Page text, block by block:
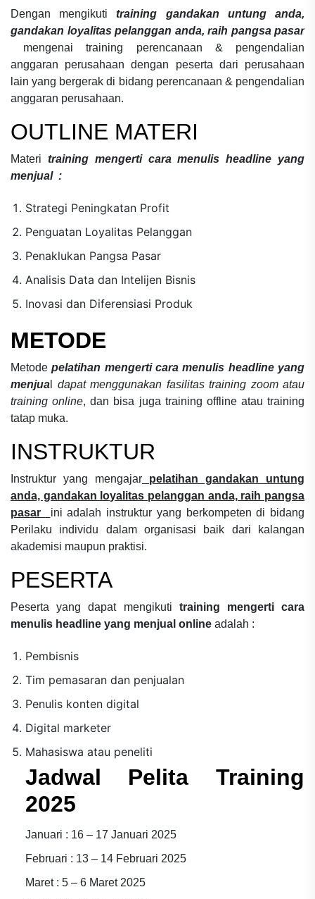
Dengan mengikuti
training gandakan untung anda,
gandakan loyalitas pelanggan anda, raih pangsa pasar
mengenaitraining perencanaan & pengendalian
anggaran perusahaandengan peserta dari perusahaan
lain yang bergerak di bidang perencanaan & pengendalian
anggaran perusahaan.
OUTLINE MATERI
Materi training mengerti cara menulis headline yang
menjual :
Strategi Peningkatan Profit
Penguatan Loyalitas Pelanggan
Penaklukan Pangsa Pasar
Analisis Data dan Intelijen Bisnis
Inovasi dan Diferensiasi Produk
METODE
Metodepelatihan mengerti cara menulis headline yang
menjua
dapat menggunakan fasilitas training zoom atau
training online, dan bisa juga training offline atau training
tatap muka.
INSTRUKTUR
Instruktur yang mengajar
pelatihan gandakan untung
anda, gandakan loyalitas pelanggan anda, raih pangsa
pasar
ini adalah instruktur yang berkompeten di bidang
Perilaku individu dalam organisasi baik dari kalangan
akademisi maupun praktisi.
PESERTA
Peserta yang dapat mengikuti
training mengerti cara
menulis headline yang menjual online adalah :
Pembisnis
Tim pemasaran dan penjualan
Penulis konten digital
Digital marketer
Mahasiswa atau peneliti
Jadwal Pelita Training
2025
Januari : 16 – 17 Januari 2025
Februari : 13 – 14 Februari 2025
Maret : 5 – 6 Maret 2025